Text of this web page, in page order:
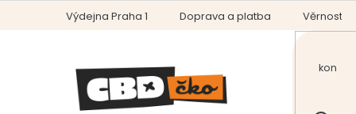
Výdejna Praha 1 Doprava a platba Věrnostní